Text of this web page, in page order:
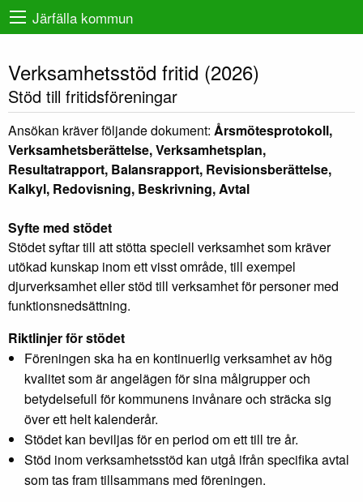
Järfälla kommun
Verksamhetsstöd fritid (2026)
Stöd till fritidsföreningar
Ansökan kräver följande dokument: Årsmötesprotokoll,
Verksamhetsberättelse, Verksamhetsplan,
Resultatrapport, Balansrapport, Revisionsberättelse,
Kalkyl, Redovisning, Beskrivning, Avtal
Syfte med stödet
Stödet syftar till att stötta speciell verksamhet som kräver
utökad kunskap inom ett visst område, till exempel
djurverksamhet eller stöd till verksamhet för personer med
funktionsnedsättning.
Riktlinjer för stödet
Föreningen ska ha en kontinuerlig verksamhet av hög
kvalitet som är angelägen för sina målgrupper och
betydelsefull för kommunens invånare och sträcka sig
över ett helt kalenderår.
Stödet kan beviljas för en period om ett till tre år.
Stöd inom verksamhetsstöd kan utgå ifrån specifika avtal
som tas fram tillsammans med föreningen.